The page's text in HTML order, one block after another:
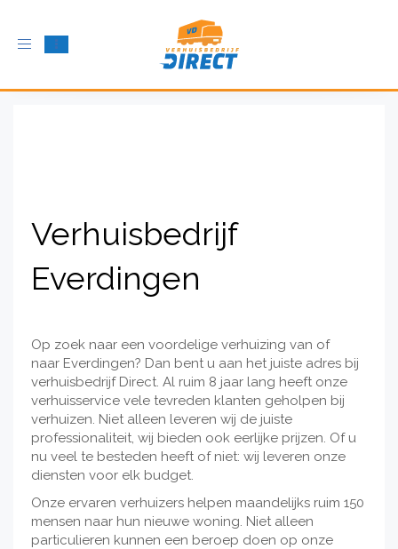
Schakel
Verhuisbedrijf
Everdingen
Op zoek naar een voordelige verhuizing van of
naar Everdingen? Dan bent u aan het juiste adres bij
verhuisbedrijf Direct. Al ruim 8 jaar lang heeft onze
verhuisservice vele tevreden klanten geholpen bij
verhuizen. Niet alleen leveren wij de juiste
professionaliteit, wij bieden ook eerlijke prijzen. Of u
nu veel te besteden heeft of niet: wij leveren onze
diensten voor elk budget.
Onze ervaren verhuizers helpen maandelijks ruim 150
mensen naar hun nieuwe woning. Niet alleen
particulieren kunnen een beroep doen op onze